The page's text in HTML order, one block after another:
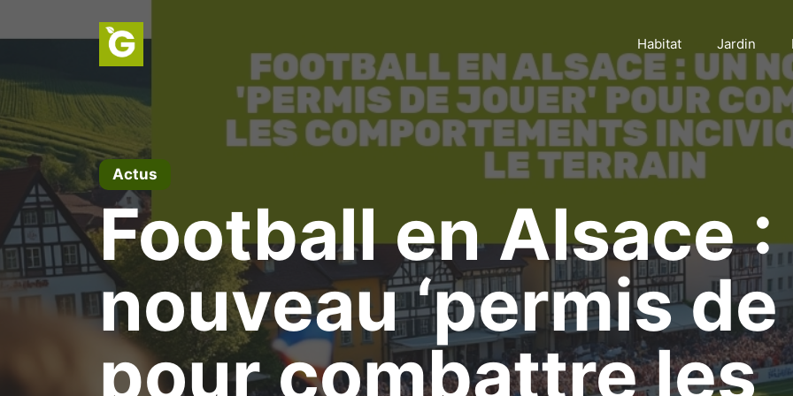
Habitat Jardin
Actus
Football en Alsace :
nouveau ‘permis de
pour combattre les